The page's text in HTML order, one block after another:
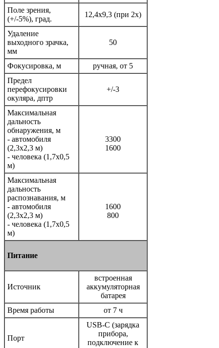
Поле зрения,
(+/-5%), град.
12,4x9,3 (при 2x)
Удаление
выходного зрачка,
мм
50
Фокусировка, м
ручная, от 5
Предел
перефокусировки
окуляра, дптр
+/-3
Максимальная
дальность
обнаружения, м
- автомобиля
(2,3x2,3 м)
- человека (1,7x0,5
м)
3300
1600
Максимальная
дальность
распознавания, м
- автомобиля
(2,3x2,3 м)
- человека (1,7x0,5
м)
1600
800
Питание
Источник
встроенная
аккумуляторная
батарея
Время работы
от 7 ч
Порт
USB-C (зарядка
прибора,
подключение к